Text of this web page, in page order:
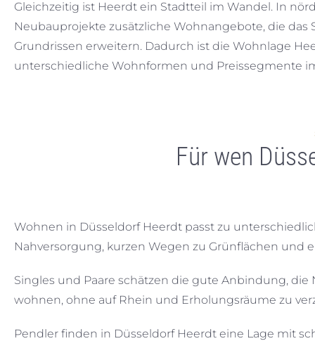
Gleichzeitig ist Heerdt ein Stadtteil im Wandel. In
Neubauprojekte zusätzliche Wohnangebote, die
Grundrissen erweitern. Dadurch ist die Wohnlage
unterschiedliche Wohnformen und Preissegmente
Für wen
Wohnen in Düsseldorf Heerdt passt zu
Nahversorgung, kurzen Wegen zu Grünflächen und
Singles und Paare schätzen die gute Anbindung,
wohnen, ohne auf Rhein und Erholungsräume zu
Pendler finden in Düsseldorf Heerdt eine Lage mit